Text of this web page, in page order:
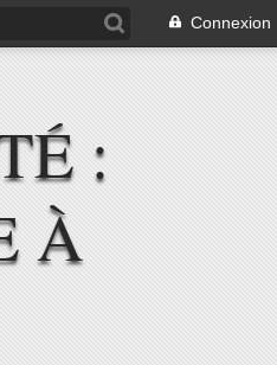
Connexion
:
À